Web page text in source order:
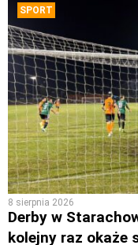
SPORT
8 sierpnia 2026
Derby w
kolejny raz okaże